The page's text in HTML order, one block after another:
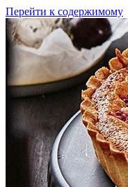
Перейти к содержимому